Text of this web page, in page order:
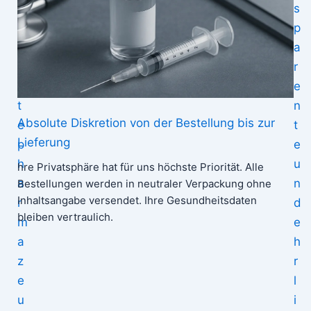
n
t
i
t
e
p
h
a
r
m
a
z
e
u
Absolute Diskretion von der Bestellung bis zur
Lieferung
hre Privatsphäre hat für uns höchste Priorität. Alle
Bestellungen werden in neutraler Verpackung ohne
Inhaltsangabe versendet. Ihre Gesundheitsdaten
bleiben vertraulich.
s
p
a
r
e
n
t
e
u
n
d
e
h
r
l
i